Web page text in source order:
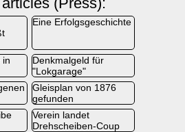
Eine Erfolgsgeschichte
in
Denkmalgeld für
"Lokgarage"
Gleisplan von 1876
gefunden
Verein landet
Drehscheiben-Coup